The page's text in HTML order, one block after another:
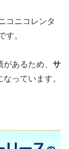
コニコレンタ
す。
あるため、 サ
なっています。